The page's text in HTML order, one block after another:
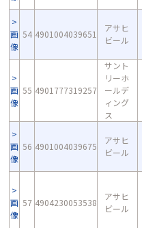
画
像
54 4901004039651
アサヒ
ビール
画
像
55 4901777319257
サント
リーホ
ールデ
ィング
ス
画
像
56 4901004039675
アサヒ
ビール
画
像
57 4904230053538
アサヒ
ビール